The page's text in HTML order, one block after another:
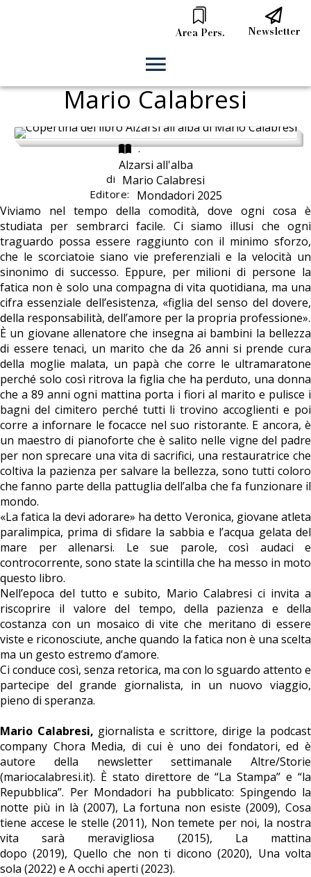
Area Pers. Newsletter
Mario Calabresi
.
Alzarsi all'alba
di Mario Calabresi
Editore:
Mondadori 2025
Viviamo nel tempo della comodità, dove ogni cosa è
studiata per sembrarci facile. Ci siamo illusi che ogni
traguardo possa essere raggiunto con il minimo sforzo,
che le scorciatoie siano vie preferenziali e la velocità un
sinonimo di successo. Eppure, per milioni di persone la
fatica non è solo una compagna di vita quotidiana, ma una
cifra essenziale dell’esistenza, «figlia del senso del dovere,
della responsabilità, dell’amore per la propria professione».
È un giovane allenatore che insegna ai bambini la bellezza
di essere tenaci, un marito che da 26 anni si prende cura
della moglie malata, un papà che corre le ultramaratone
perché solo così ritrova la figlia che ha perduto, una donna
che a 89 anni ogni mattina porta i fiori al marito e pulisce i
bagni del cimitero perché tutti li trovino accoglienti e poi
corre a infornare le focacce nel suo ristorante. E ancora, è
un maestro di pianoforte che è salito nelle vigne del padre
per non sprecare una vita di sacrifici, una restauratrice che
coltiva la pazienza per salvare la bellezza, sono tutti coloro
che fanno parte della pattuglia dell’alba che fa funzionare il
mondo.
«La fatica la devi adorare» ha detto Veronica, giovane atleta
paralimpica, prima di sfidare la sabbia e l’acqua gelata del
mare per allenarsi. Le sue parole, così audaci e
controcorrente, sono state la scintilla che ha messo in moto
questo libro.
Nell’epoca del tutto e subito, Mario Calabresi ci invita a
riscoprire il valore del tempo, della pazienza e della
costanza con un mosaico di vite che meritano di essere
viste e riconosciute, anche quando la fatica non è una scelta
ma un gesto estremo d’amore.
Ci conduce così, senza retorica, ma con lo sguardo attento e
partecipe del grande giornalista, in un nuovo viaggio,
pieno di speranza.
Mario Calabresi, giornalista e scrittore, dirige la podcast
company Chora Media, di cui è uno dei fondatori, ed è
autore della newsletter settimanale Altre/Storie
(mariocalabresi.it). È stato direttore de “La Stampa” e “la
Repubblica”. Per Mondadori ha pubblicato: Spingendo la
notte più in là (2007), La fortuna non esiste (2009), Cosa
tiene accese le stelle (2011), Non temete per noi, la nostra
vita sarà meravigliosa (2015), La mattina
dopo (2019), Quello che non ti dicono (2020), Una volta
sola (2022) e A occhi aperti (2023).